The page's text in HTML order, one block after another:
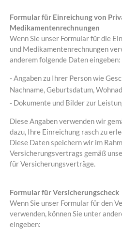
Formular für Einreichung von
Medikamentenrechnungen
Wenn Sie unser Formular für die
und Medikamentenrechnungen
anderem folgende Daten eingeben:
- Angaben zu Ihrer Person wie
Nachname, Geburtsdatum,
- Dokumente und Bilder zur
Diese Angaben verwenden wir
dazu, Ihre Einreichung rasch zu
Diese Daten speichern wir im
Versicherungsvertrags gemäß
für Versicherungsverträge.
Formular für Versicherungscheck
Wenn Sie unser Formular für den
verwenden, können Sie unter
eingeben: